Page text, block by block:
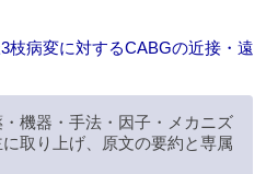
枝病変に対するCABGの近接・遠
機器・手法・因子・メカニズ
取り上げ、原文の要約と専属